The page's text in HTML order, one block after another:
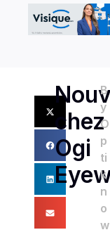
chez
Ogi
B
y
O
p
ti
k
n
o
w